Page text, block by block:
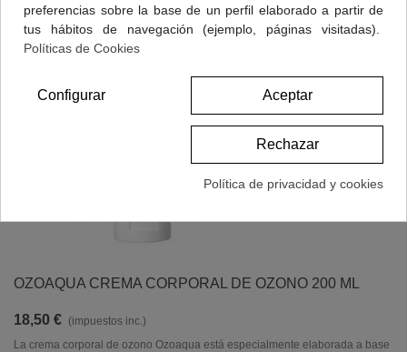
OZOAQUA CREMA CORPORAL DE OZONO 200 ML
18,50 € (impuestos inc.)
La crema corporal de ozono Ozoaqua está especialmente elaborada a base
preferencias sobre la base de un perfil elaborado a partir de
tus hábitos de navegación (ejemplo, páginas visitadas).
Políticas de Cookies
Aceptar
Rechazar
Configurar
Política de privacidad y cookies